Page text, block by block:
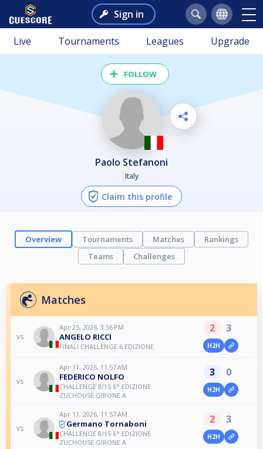
Sign in
Live Tournaments Leagues Upgrade
FOLLOW
Paolo Stefanoni
Italy
Claim this profile
Overview Tournaments Matches
Rankings
Teams
Challenges
Matches
vs
Apr 25, 2026, 3:56 PM
ANGELO RICCI
FINALI CHALLENGE 6 EDIZIONE
2 3
H2H
vs
Apr 11, 2026, 11:57 AM
FEDERICO NOLFO
CHALLENGE 8/15 6° EDIZIONE
ZUCHOUSE GIRONE A
3 0
H2H
vs
Apr 11, 2026, 11:57 AM
Germano Tornaboni
CHALLENGE 8/15 6° EDIZIONE
ZUCHOUSE GIRONE A
2 3
H2H